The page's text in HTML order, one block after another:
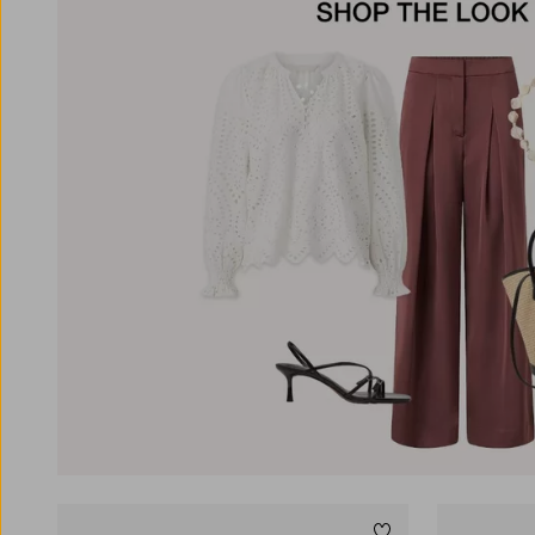
tai pesupussissa pesukoneessa, mikä on
matkalaukussa, joten ne ovat täydellinen valinta
lomille tai viikonloppumatkoille. Etsitpä sitten
tyylikkäitä kangaskenkiä töihin, mukavia
malleja vapaa-aikaan, meiltä löydät sinulle
sopivan mallin. Valitse suuresta määrästä
tyylejä, värejä ja yksityiskohtia, ja löydä uudet
suosikkisi naisten kangaskenkien valikoimasta!